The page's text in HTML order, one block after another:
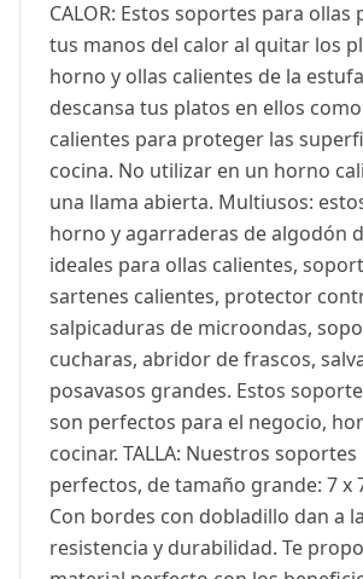
CALOR: Estos soportes para
tus manos del calor al quitar los
horno y ollas calientes de la
descansa tus platos en ellos
calientes para proteger las
cocina. No utilizar en un horno
una llama abierta. Multiusos:
horno y agarraderas de algodón
ideales para ollas calientes,
sartenes calientes, protector
salpicaduras de microondas,
cucharas, abridor de frascos,
posavasos grandes. Estos
son perfectos para el negocio,
cocinar. TALLA: Nuestros
perfectos, de tamaño grande: 7 x
Con bordes con dobladillo dan a
resistencia y durabilidad. Te